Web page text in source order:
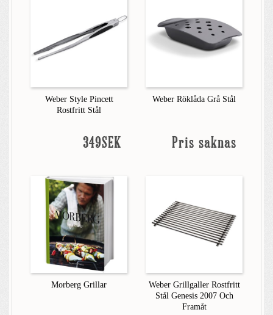
Weber Style Pincett
Rostfritt Stål
349SEK
Weber Röklåda Grå Stål
Pris saknas
Morberg Grillar
Weber Grillgaller Rostfritt
Stål Genesis 2007 Och
Framåt